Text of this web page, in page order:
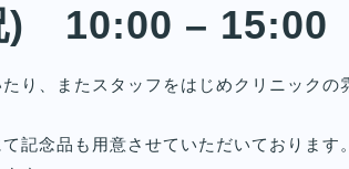
) 10:00 – 15:00
り、またスタッフをはじめクリニックの
記念品も用意させていただいております。